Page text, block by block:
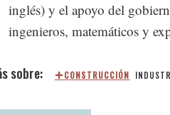
inglés) y el apoyo del
ingenieros, matemáticos y
CONSTRUCCIÓN